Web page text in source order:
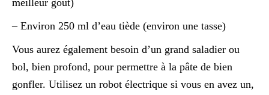
meilleur goût)
– Environ 250 ml d’eau tiède (environ une tasse)
Vous aurez également besoin d’un grand saladier ou
bol, bien profond, pour permettre à la pâte de bien
gonfler. Utilisez un robot électrique si vous en avez un,